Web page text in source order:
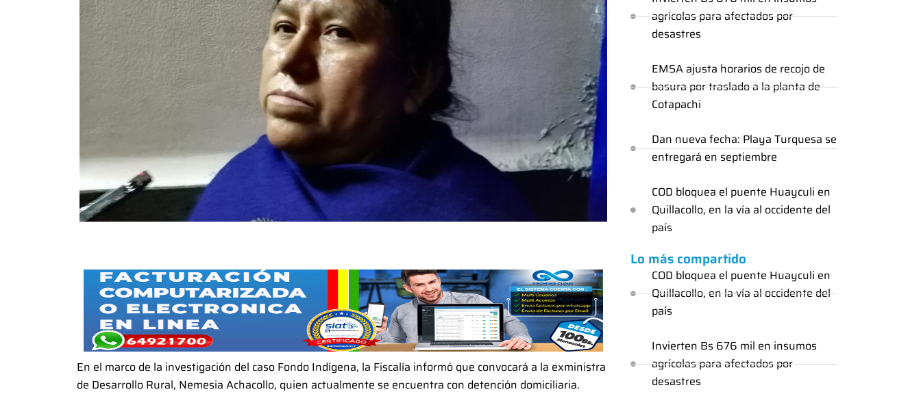
En el marco de la investigación del caso Fondo Indígena, la Fiscalía informó que convocará a la exministra
de Desarrollo Rural, Nemesia Achacollo, quien actualmente se encuentra con detención domiciliaria.
agrícolas para afectados por
desastres
EMSA ajusta horarios de recojo de
basura por traslado a la planta de
Cotapachi
Dan nueva fecha: Playa Turquesa se
entregará en septiembre
COD bloquea el puente Huayculi en
Quillacollo, en la vía al occidente del
país
Lo más compartido
COD bloquea el puente Huayculi en
Quillacollo, en la vía al occidente del
país
Invierten Bs 676 mil en insumos
agrícolas para afectados por
desastres